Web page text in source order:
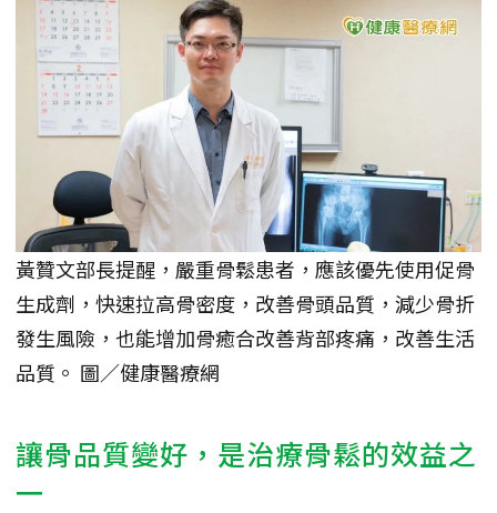
黃贊文部長提醒，嚴重骨鬆患者，應該優先使用促骨
生成劑，快速拉高骨密度，改善骨頭品質，減少骨折
發生風險，也能增加骨癒合改善背部疼痛，改善生活
品質。 圖／健康醫療網
讓骨品質變好，是治療骨鬆的效益之
一